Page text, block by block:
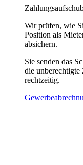
Wir prüfen, wie
Position als
absichern.
Sie senden das
die unberechtigte
rechtzeitig.